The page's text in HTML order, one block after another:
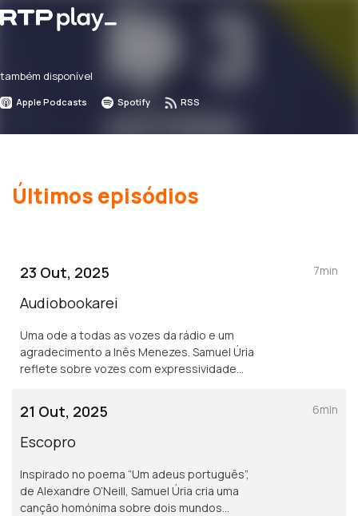
também disponível
Apple Podcasts Spotify RSS
Últimos episódios
23 Out, 2025
Audiobookarei
Uma ode a todas as vozes da rádio e um
agradecimento a Inês Menezes. Samuel Úria
reflete sobre vozes com expressividade
7min
21 Out, 2025
Escopro
Inspirado no poema “Um adeus português”,
de Alexandre O’Neill, Samuel Úria cria uma
canção homónima sobre dois mundos
6min